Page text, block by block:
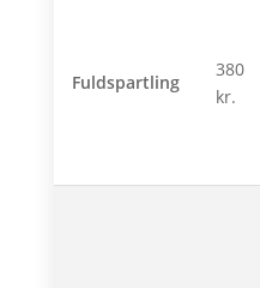
Fuldspartling
380
kr.